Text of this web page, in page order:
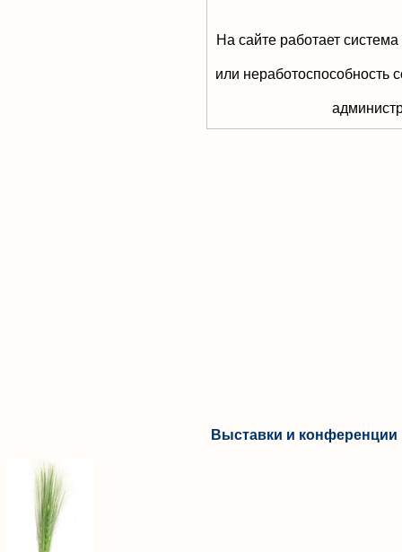
На сайте работает
или неработоспособность
Выставки и конференции